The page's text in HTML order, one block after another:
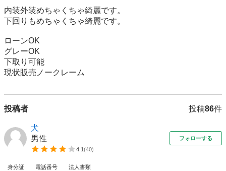
内装外装めちゃくちゃ綺麗です。
下回りもめちゃくちゃ綺麗です。
ローンOK
グレーOK
下取り可能
現状販売ノークレーム
投稿者 投稿86件
犬
男性
4.1(40)
フォローする
身分証 電話番号 法人書類